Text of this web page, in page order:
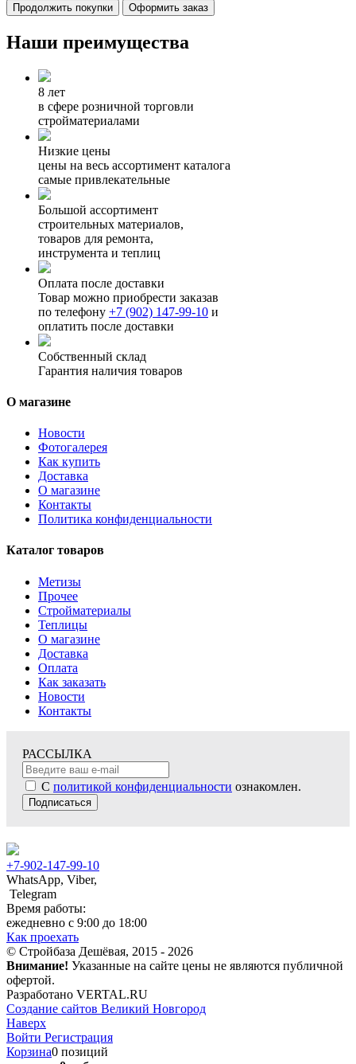
Продолжить покупки Оформить заказ
Наши преимущества
8 лет
в сфере розничной торговли
стройматериалами
Низкие цены
цены на весь ассортимент каталога
самые привлекательные
Большой ассортимент
строительных материалов,
товаров для ремонта,
инструмента и теплиц
Оплата после доставки
Товар можно приобрести заказав
по телефону +7 (902) 147-99-10 и
оплатить после доставки
Собственный склад
Гарантия наличия товаров
О магазине
Новости
Фотогалерея
Как купить
Доставка
О магазине
Контакты
Политика конфиденциальности
Каталог товаров
Метизы
Прочее
Стройматериалы
Теплицы
О магазине
Доставка
Оплата
Как заказать
Новости
Контакты
РАССЫЛКА
С политикой конфиденциальности ознакомлен.
Подписаться
+7-902-147-99-10
WhatsApp, Viber,
Telegram
Время работы:
ежедневно с 9:00 до 18:00
Как проехать
© Стройбаза Дешёвая, 2015 - 2026
Внимание! Указанные на сайте цены не являются публичной
офертой.
Разработано VERTAL.RU
Создание сайтов Великий Новгород
Наверх
Войти Регистрация
Корзина0 позиций